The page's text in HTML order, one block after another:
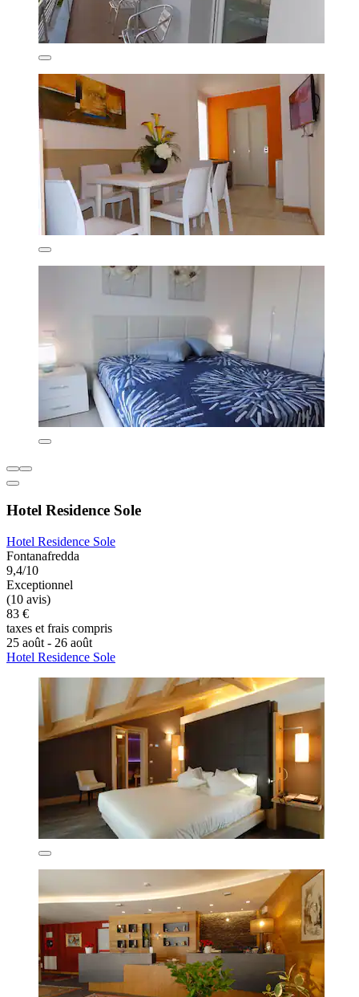
Hotel Residence Sole
Hotel Residence Sole
Fontanafredda
9,4/10
Exceptionnel
(10 avis)
83 €
taxes et frais compris
25 août - 26 août
Hotel Residence Sole